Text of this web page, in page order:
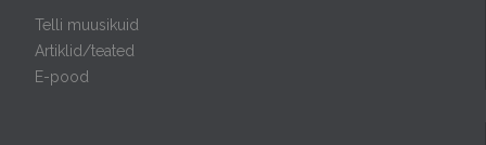
Telli muusikuid
Artiklid/teated
E-pood